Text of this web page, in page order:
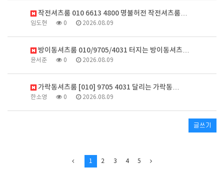
작전셔츠룸 010 6613 4800 명불허전 작전셔츠룸…
임도현 0 2026.08.09
방이동셔츠룸 010/9705/4031 터지는 방이동셔츠…
윤서준 0 2026.08.09
가락동셔츠룸 [010] 9705 4031 달리는 가락동…
한소영 0 2026.08.09
글쓰기
1 2 3 4 5